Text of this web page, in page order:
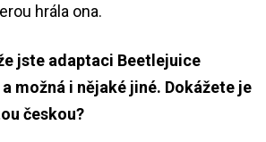
hrála ona.
jste adaptaci Beetlejuice
možná i nějaké jiné. Dokážete je
českou?